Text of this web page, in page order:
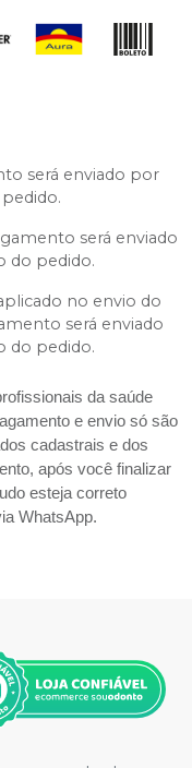
será enviado por
será enviado
do pedido.
no envio do
será enviado
do pedido.
da saúde
e envio só são
cadastrais e dos
após você finalizar
esteja correto
WhatsApp.